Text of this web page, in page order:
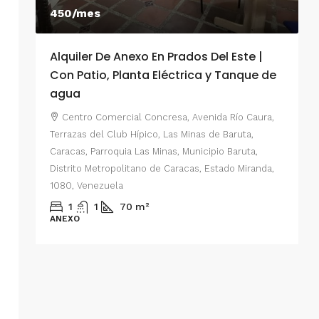
de
450/mes
Alquiler De Anexo En Prados Del Este |
Con Patio, Planta Eléctrica y Tanque de
agua
Centro Comercial Concresa, Avenida Río Caura,
Terrazas del Club Hípico, Las Minas de Baruta,
Caracas, Parroquia Las Minas, Municipio Baruta,
Distrito Metropolitano de Caracas, Estado Miranda,
1080, Venezuela
1 1 70 m²
ANEXO